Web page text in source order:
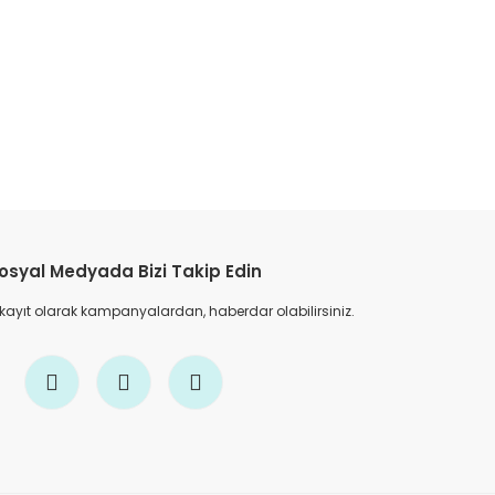
Medyada Bizi Takip Edin
olarak kampanyalardan, haberdar olabilirsiniz.